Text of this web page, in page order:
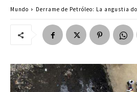
Mundo Derrame de Petróleo: La angustia